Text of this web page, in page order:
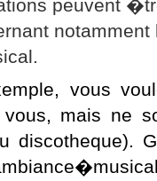
peuvent
vous
mais ne
discotheque).